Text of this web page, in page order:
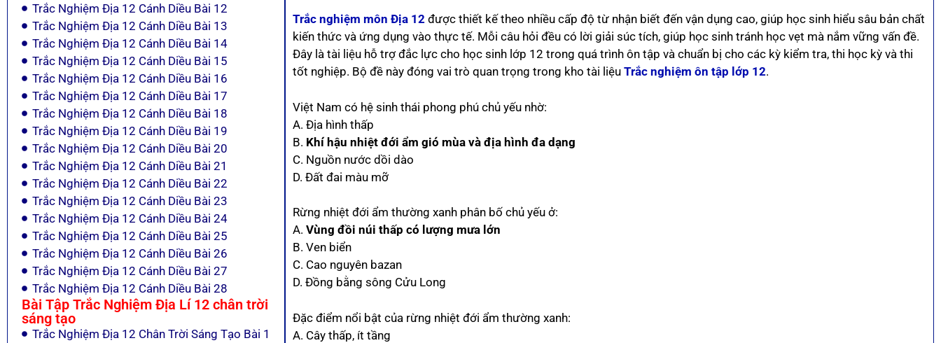
Trắc Nghiệm Địa 12 Cánh Diều Bài 12
Trắc Nghiệm Địa 12 Cánh Diều Bài 13
Trắc Nghiệm Địa 12 Cánh Diều Bài 14
Trắc Nghiệm Địa 12 Cánh Diều Bài 15
Trắc Nghiệm Địa 12 Cánh Diều Bài 16
Trắc Nghiệm Địa 12 Cánh Diều Bài 17
Trắc Nghiệm Địa 12 Cánh Diều Bài 18
Trắc Nghiệm Địa 12 Cánh Diều Bài 19
Trắc Nghiệm Địa 12 Cánh Diều Bài 20
Trắc Nghiệm Địa 12 Cánh Diều Bài 21
Trắc Nghiệm Địa 12 Cánh Diều Bài 22
Trắc Nghiệm Địa 12 Cánh Diều Bài 23
Trắc Nghiệm Địa 12 Cánh Diều Bài 24
Trắc Nghiệm Địa 12 Cánh Diều Bài 25
Trắc Nghiệm Địa 12 Cánh Diều Bài 26
Trắc Nghiệm Địa 12 Cánh Diều Bài 27
Trắc Nghiệm Địa 12 Cánh Diều Bài 28
Bài Tập Trắc Nghiệm Địa Lí 12 chân trời
sáng tạo
Trắc Nghiệm Địa 12 Chân Trời Sáng Tạo Bài 1
Trắc nghiệm môn Địa 12 được thiết kế theo nhiều cấp độ từ nhận biết đến vận dụng cao, giúp học sinh hiểu sâu bản chất
kiến thức và ứng dụng vào thực tế. Mỗi câu hỏi đều có lời giải súc tích, giúp học sinh tránh học vẹt mà nắm vững vấn đề.
Đây là tài liệu hỗ trợ đắc lực cho học sinh lớp 12 trong quá trình ôn tập và chuẩn bị cho các kỳ kiểm tra, thi học kỳ và thi
tốt nghiệp. Bộ đề này đóng vai trò quan trọng trong kho tài liệuTrắc nghiệm ôn tập lớp 12.
Việt Nam có hệ sinh thái phong phú chủ yếu nhờ:
A. Địa hình thấp
B. Khí hậu nhiệt đới ẩm gió mùa và địa hình đa dạng
C. Nguồn nước dồi dào
D. Đất đai màu mỡ
Rừng nhiệt đới ẩm thường xanh phân bố chủ yếu ở:
A.Vùng đồi núi thấp có lượng mưa lớn
B. Ven biển
C. Cao nguyên bazan
D. Đồng bằng sông Cửu Long
Đặc điểm nổi bật của rừng nhiệt đới ẩm thường xanh:
A. Cây thấp, ít tầng